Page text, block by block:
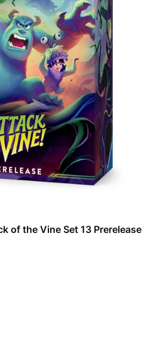
of the Vine Set 13 Prerelease